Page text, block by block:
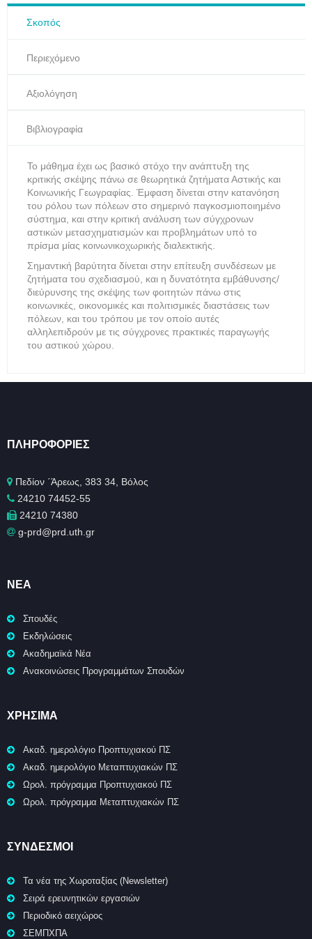
Σκοπός
Περιεχόμενο
Αξιολόγηση
Βιβλιογραφία
Το μάθημα έχει ως βασικό στόχο την ανάπτυξη της
κριτικής σκέψης πάνω σε θεωρητικά ζητήματα Αστικής και
Κοινωνικής Γεωγραφίας. Έμφαση δίνεται στην κατανόηση
του ρόλου των πόλεων στο σημερινό παγκοσμιοποιημένο
σύστημα, και στην κριτική ανάλυση των σύγχρονων
αστικών μετασχηματισμών και προβλημάτων υπό το
πρίσμα μίας κοινωνικοχωρικής διαλεκτικής.
Σημαντική βαρύτητα δίνεται στην επίτευξη συνδέσεων με
ζητήματα του σχεδιασμού, και η δυνατότητα εμβάθυνσης/
διεύρυνσης της σκέψης των φοιτητών πάνω στις
κοινωνικές, οικονομικές και πολιτισμικές διαστάσεις των
πόλεων, και του τρόπου με τον οποίο αυτές
αλληλεπιδρούν με τις σύγχρονες πρακτικές παραγωγής
του αστικού χώρου.
ΠΛΗΡΟΦΟΡΊΕΣ
Πεδίον ΄Άρεως, 383 34, Βόλος
24210 74452-55
24210 74380
g-prd@prd.uth.gr
ΝΈΑ
Σπουδές
Εκδηλώσεις
Ακαδημαϊκά Νέα
Ανακοινώσεις Προγραμμάτων Σπουδών
ΧΡΉΣΙΜΑ
Ακαδ. ημερολόγιο Προπτυχιακού ΠΣ
Ακαδ. ημερολόγιο Μεταπτυχιακών ΠΣ
Ωρολ. πρόγραμμα Προπτυχιακού ΠΣ
Ωρολ. πρόγραμμα Μεταπτυχιακών ΠΣ
ΣΥΝΔΕΣΜΟΙ
Τα νέα της Χωροταξίας (Newsletter)
Σειρά ερευνητικών εργασιών
Περιοδικό αειχώρος
ΣΕΜΠΧΠΑ